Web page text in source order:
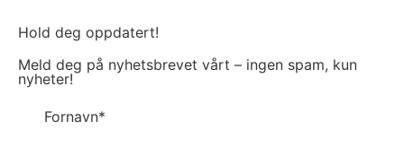
Hold deg oppdatert!​
Meld deg på nyhetsbrevet vårt – ingen spam, kun
nyheter!​
Fornavn*